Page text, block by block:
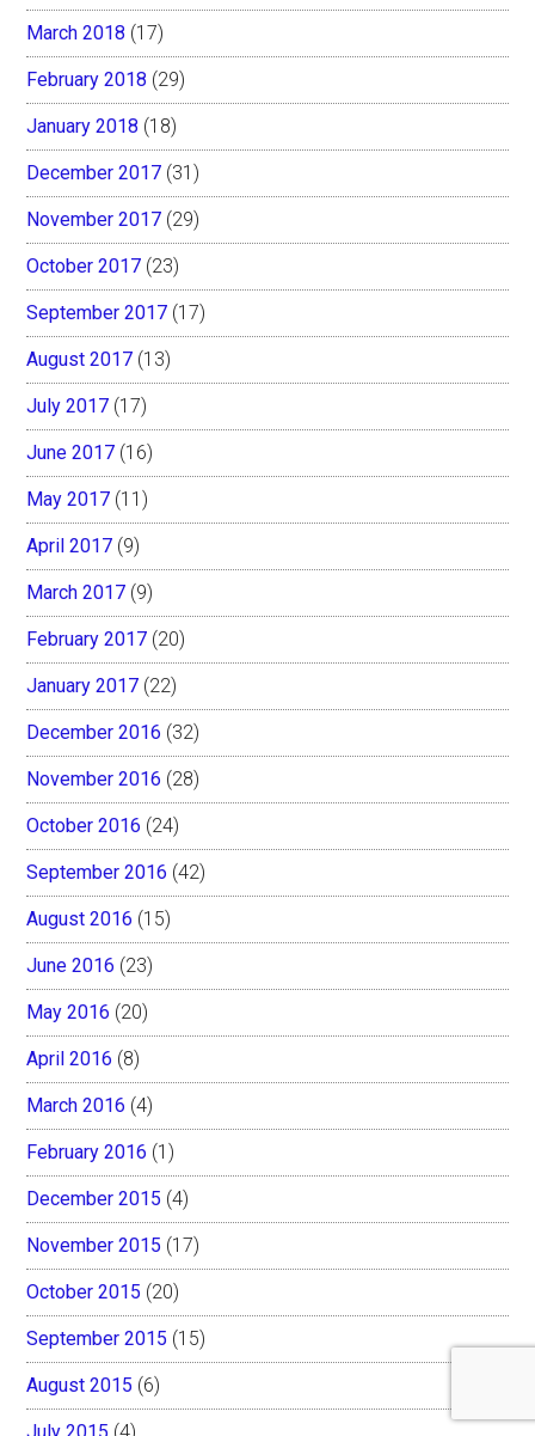
March 2018 (17)
February 2018 (29)
January 2018 (18)
December 2017 (31)
November 2017 (29)
October 2017 (23)
September 2017 (17)
August 2017 (13)
July 2017 (17)
June 2017 (16)
May 2017 (11)
April 2017 (9)
March 2017 (9)
February 2017 (20)
January 2017 (22)
December 2016 (32)
November 2016 (28)
October 2016 (24)
September 2016 (42)
August 2016 (15)
June 2016 (23)
May 2016 (20)
April 2016 (8)
March 2016 (4)
February 2016 (1)
December 2015 (4)
November 2015 (17)
October 2015 (20)
September 2015 (15)
August 2015 (6)